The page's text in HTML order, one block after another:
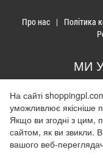
Про нас Політика
МИ
© 2026 Закупи в
Використання
На сайті
уможливлює якісніше
Якщо ви згодні з цим,
сайтом, як ви звикли.
вашого веб-